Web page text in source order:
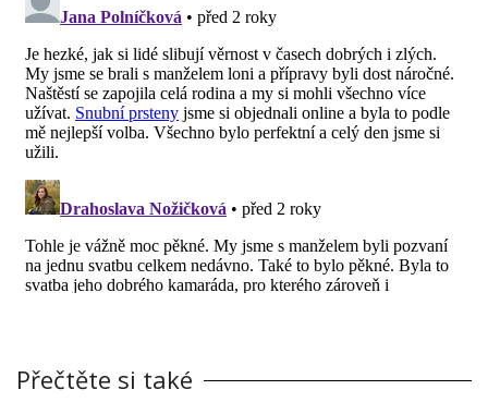
Přečtěte si také